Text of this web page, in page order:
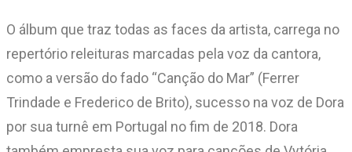
O álbum que traz todas as faces da artista, carrega no
repertório releituras marcadas pela voz da cantora,
como a versão do fado “Canção do Mar” (Ferrer
Trindade e Frederico de Brito), sucesso na voz de Dora
por sua turnê em Portugal no fim de 2018. Dora